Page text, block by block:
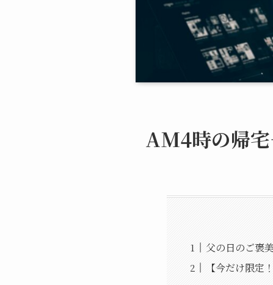
AM4時の帰
父の日のご褒
【今だけ限定